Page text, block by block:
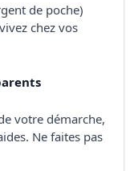
de poche)
chez vos
votre démarche,
Ne faites pas